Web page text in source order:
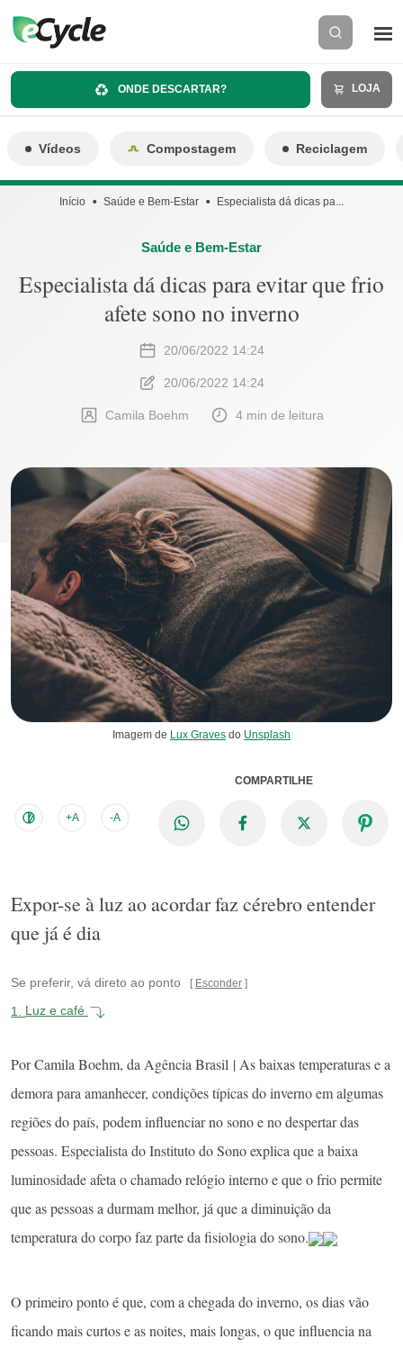
ONDE DESCARTAR? LOJA
Vídeos Compostagem Reciclagem
Início Saúde e Bem-Estar Especialista dá dicas pa...
Saúde e Bem-Estar
Especialista dá dicas para evitar que frio
afete sono no inverno
20/06/2022 14:24
20/06/2022 14:24
Camila Boehm 4 min de leitura
Imagem de Lux Graves do Unsplash
+A -A
COMPARTILHE
Expor-se à luz ao acordar faz cérebro entender
que já é dia
Se preferir, vá direto ao ponto Esconder
1. Luz e café
Por Camila Boehm, da Agência Brasil | As baixas temperaturas e a
demora para amanhecer, condições típicas do inverno em algumas
regiões do país, podem influenciar no sono e no despertar das
pessoas. Especialista do Instituto do Sono explica que a baixa
luminosidade afeta o chamado relógio interno e que o frio permite
que as pessoas a durmam melhor, já que a diminuição da
temperatura do corpo faz parte da fisiologia do sono.
O primeiro ponto é que, com a chegada do inverno, os dias vão
ficando mais curtos e as noites, mais longas, o que influencia na